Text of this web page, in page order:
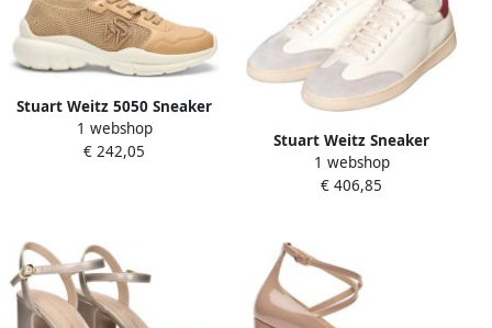
Stuart Weitz 5050 Sneaker
1 webshop
€ 242,05
Stuart Weitz Sneaker
Banner
1 webshop
€ 406,85